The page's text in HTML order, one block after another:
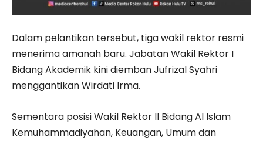
Dalam pelantikan tersebut, tiga wakil rektor resmi
menerima amanah baru. Jabatan Wakil Rektor I
Bidang Akademik kini diembanJufrizal Syahri
menggantikanWirdati Irma.
Sementara posisi Wakil Rektor II Bidang Al Islam
Kemuhammadiyahan, Keuangan, Umum dan